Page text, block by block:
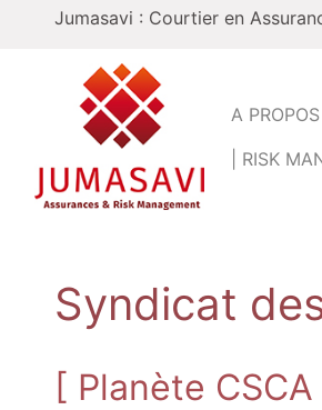
Jumasavi : Courtier en
A PROPOS |
| RISK
Syndicat
[ Planète